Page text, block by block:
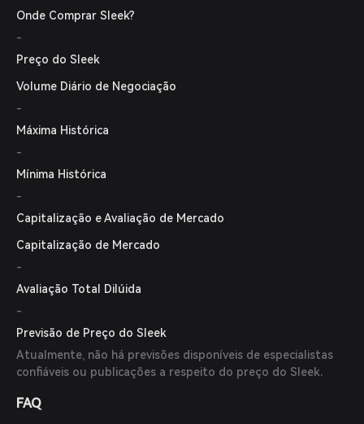
Onde Comprar Sleek?
-
Preço do Sleek
Volume Diário de Negociação
-
Máxima Histórica
-
Mínima Histórica
-
Capitalização e Avaliação de Mercado
Capitalização de Mercado
-
Avaliação Total Dilúida
-
Previsão de Preço do Sleek
Atualmente, não há previsões disponíveis de especialistas
confiáveis ou publicações a respeito do preço do Sleek.
FAQ